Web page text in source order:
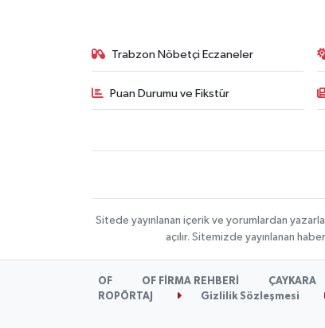
Trabzon Nöbetçi Eczaneler
Puan Durumu ve Fikstür
Sitede yayınlanan içerik ve yorumlardan
açılır. Sitemizde yayınlanan
OF OF FİRMA REHBERİ ÇAYKARA
ROPÖRTAJ
Gizlilik Sözleşmesi